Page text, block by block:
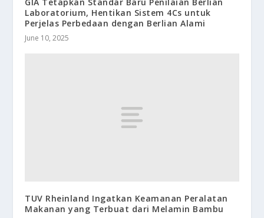
GIA Tetapkan Standar Baru Penilaian Berlian
Laboratorium, Hentikan Sistem 4Cs untuk
Perjelas Perbedaan dengan Berlian Alami
June 10, 2025
TUV Rheinland Ingatkan Keamanan Peralatan
Makanan yang Terbuat dari Melamin Bambu